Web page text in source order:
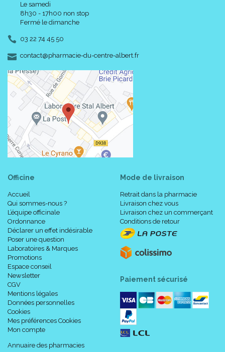
Le samedi
8h30 - 17h00 non stop
Fermé le dimanche
03 22 74 45 50
contact-
@-
pharmacie-du-centre-albert.fr
Officine
Accueil
Qui sommes-nous ?
L’équipe officinale
Ordonnance
Déclarer un effet indésirable
Poser une question
Laboratoires & Marques
Promotions
Espace conseil
Newsletter
CGV
Mentions légales
Données personnelles
Cookies
Mes préférences Cookies
Mon compte
Annuaire des pharmacies
Mode de livraison
Retrait dans la pharmacie
Livraison chez vous
Livraison chez un commerçant
Conditions de retour
Paiement sécurisé